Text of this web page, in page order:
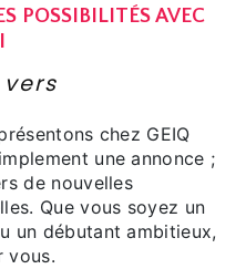
POSSIBILITÉS AVEC
chez GEIQ
une annonce ;
de nouvelles
Que vous soyez un
un débutant ambitieux,
vous.